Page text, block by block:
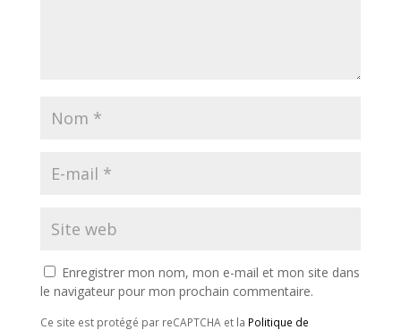
Enregistrer mon nom, mon e-mail et mon site dans
le navigateur pour mon prochain commentaire.
Ce site est protégé par reCAPTCHA et la Politique de